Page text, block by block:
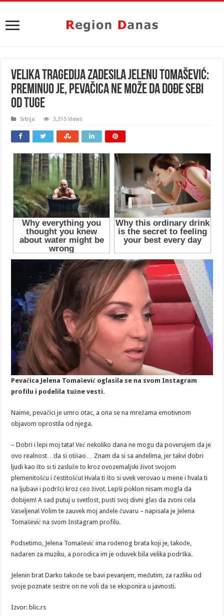
VELIKA TRAGEDIJA ZADESILA JELENU TOMAŠEVIĆ:
Preminuo je, pevačica ne može da dođe sebi
od tuge
Srbija 3,315 Views
Pevačica Jelena Tomašević oglasila se na svom Instagram
profilu i podelila tužne vesti.
Naime, pevačici je umro otac, a ona se na mrežama emotivnom
objavom oprostila od njega.
– Dobri i lepi moj tata! Već nekoliko dana ne mogu da poverujem da je
ovo realnost…da si otišao… Znam da si sa anđelima, jer takvi dobri
ljudi kao što si ti zasluže to kroz ovozemaljski život svojom
plemenitošću i čestitošću! Hvala ti što si uvek verovao u mene i hvala ti
na ljubavi i podršci kroz ceo život. Lepši poklon nisam mogla da
dobijem! A sad putuj u svetlost, pusti svoj divni glas da zvoni cela
Vaseljena! Volim te zauvek moj anđele čuvaru – napisala je Jelena
Tomašević na svom Instagram profilu.
Podsetimo, Jelena Tomašević ima rođenog brata koji je, takođe,
nadaren za muziku, a porodica im je oduvek bila velika podrška.
Jelenin brat Darko takođe se bavi pevanjem, međutim, za razliku od
svoje poznate sestre on ne voli da se eksponira u javnosti.
Izvor: blic.rs